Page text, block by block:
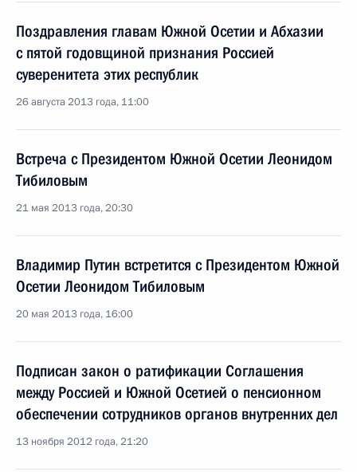
Поздравления главам Южной Осетии и Абхазии
с пятой годовщиной признания Россией
суверенитета этих республик
26 августа 2013 года, 11:00
Встреча с Президентом Южной Осетии Леонидом
Тибиловым
21 мая 2013 года, 20:30
Владимир Путин встретится с Президентом Южной
Осетии Леонидом Тибиловым
20 мая 2013 года, 16:00
Подписан закон о ратификации Соглашения
между Россией и Южной Осетией о пенсионном
обеспечении сотрудников органов внутренних дел
13 ноября 2012 года, 21:20